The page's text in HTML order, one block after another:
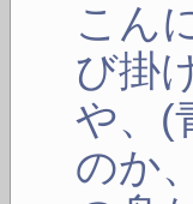
こん
び掛
や、(
のか